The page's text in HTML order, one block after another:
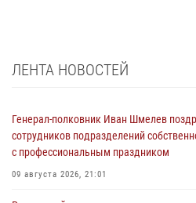
ЛЕНТА НОВОСТЕЙ
Генерал-полковник Иван Шмелев
сотрудников подразделений
с профессиональным праздником
09 августа 2026, 21:01